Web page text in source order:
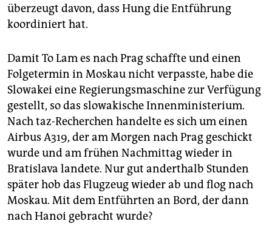
überzeugt davon, dass Hung die Entführung
koordiniert hat.
Damit To Lam es nach Prag schaffte und einen
Folgetermin in Moskau nicht verpasste, habe die
Slowakei eine Regierungsmaschine zur Verfügung
gestellt, so das slowakische Innenministerium.
Nach taz-Recherchen handelte es sich um einen
Airbus A319, der am Morgen nach Prag geschickt
wurde und am frühen Nachmittag wieder in
Bratislava landete. Nur gut anderthalb Stunden
später hob das Flugzeug wieder ab und flog nach
Moskau. Mit dem Entführten an Bord, der dann
nach Hanoi gebracht wurde?